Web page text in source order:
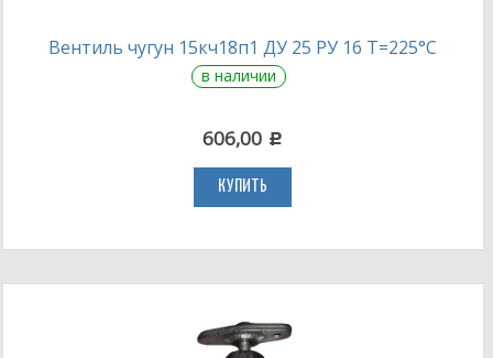
Вентиль чугун 15кч18п1 ДУ 25 РУ 16 Т=225°С
в наличии
606,00 c
КУПИТЬ